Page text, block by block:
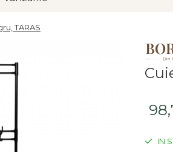
TARAS
IN